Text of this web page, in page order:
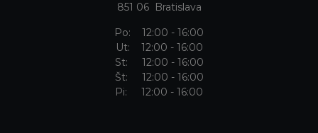
851 06 Bratislava
Po: 12:00 - 16:00
Ut: 12:00 - 16:00
St: 12:00 - 16:00
Št: 12:00 - 16:00
Pi: 12:00 - 16:00